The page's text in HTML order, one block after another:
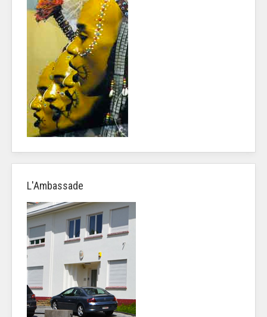
L'Ambassade